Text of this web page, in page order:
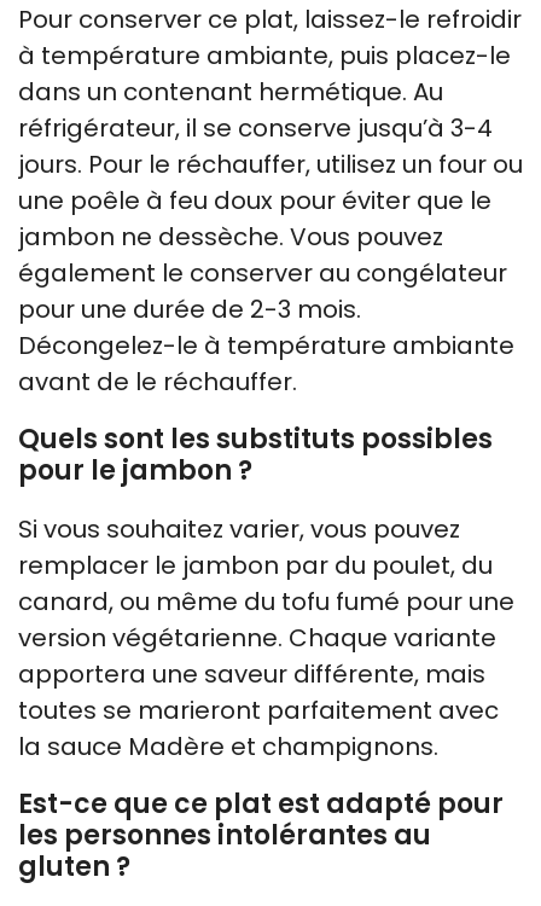
Pour conserver ce plat, laissez-le refroidir
à température ambiante, puis placez-le
dans un contenant hermétique. Au
réfrigérateur, il se conserve jusqu’à 3-4
jours. Pour le réchauffer, utilisez un four ou
une poêle à feu doux pour éviter que le
jambon ne dessèche. Vous pouvez
également le conserver au congélateur
pour une durée de 2-3 mois.
Décongelez-le à température ambiante
avant de le réchauffer.
Quels sont les substituts possibles
pour le jambon ?
Si vous souhaitez varier, vous pouvez
remplacer le jambon par du poulet, du
canard, ou même du tofu fumé pour une
version végétarienne. Chaque variante
apportera une saveur différente, mais
toutes se marieront parfaitement avec
la sauce Madère et champignons.
Est-ce que ce plat est adapté pour
les personnes intolérantes au
gluten ?